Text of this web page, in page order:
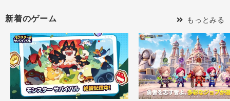
新着のゲーム もっとみる